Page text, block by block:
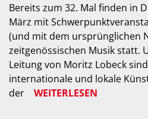
Bereits zum 32. Mal finden in
März mit
(und mit dem ursprünglichen
zeitgenössischen Musik statt.
Leitung von Moritz Lobeck
internationale und lokale
der
WEITERLESEN